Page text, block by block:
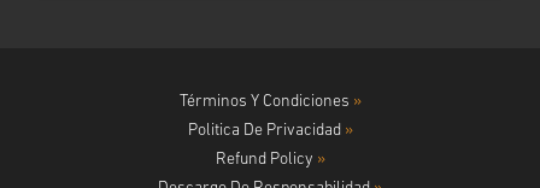
Términos Y Condiciones »
Politica De Privacidad »
Refund Policy »